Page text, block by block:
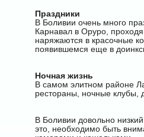
Праздники
В Боливии очень много
Карнавал в Оруро,
наряжаются в красочные
появившемся еще в
Ночная жизнь
В самом элитном районе
рестораны, ночные клубы,
В Боливии довольно
это, необходимо быть